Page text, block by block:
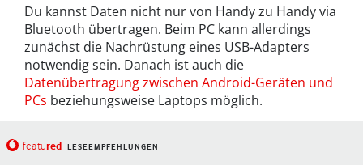
Du kannst Daten nicht nur von Handy zu Handy via
Bluetooth übertragen. Beim PC kann allerdings
zunächst die Nachrüstung eines USB-Adapters
notwendig sein. Danach ist auch die
Datenübertragung zwischen Android-Geräten und
PCs beziehungsweise Laptops möglich.
featured LESEEMPFEHLUNGEN